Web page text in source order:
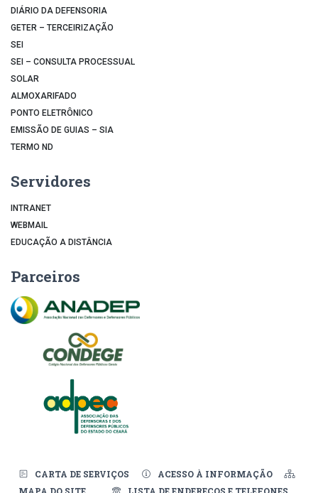
DIÁRIO DA DEFENSORIA
GETER – TERCEIRIZAÇÃO
SEI
SEI – CONSULTA PROCESSUAL
SOLAR
ALMOXARIFADO
PONTO ELETRÔNICO
EMISSÃO DE GUIAS – SIA
TERMO ND
Servidores
INTRANET
WEBMAIL
EDUCAÇÃO A DISTÂNCIA
Parceiros
CARTA DE SERVIÇOS
ACESSO À INFORMAÇÃO